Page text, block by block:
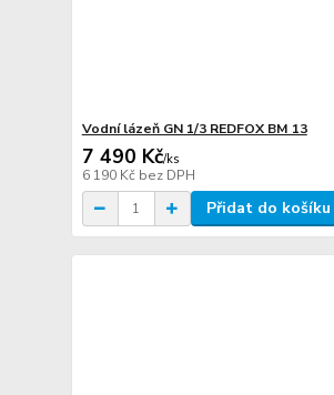
Vodní lázeň GN 1/3 REDFOX BM 13
7 490 Kč/ks
6 190 Kč bez DPH
Přidat do košíku